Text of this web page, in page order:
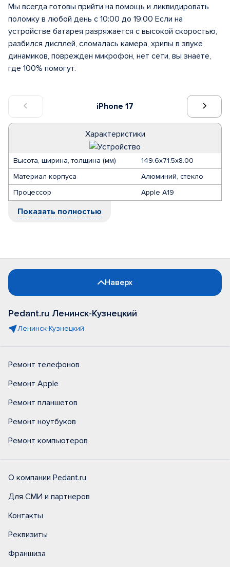
iPhone 17
Характеристики
Высота, ширина, толщина (мм)
149.6х71.5х8.00
Материал корпуса
Алюминий, стекло
Процессор
Apple A19
Показать полностью
Мы всегда готовы прийти на помощь и ликвидировать
поломку в любой день с 10:00 до 19:00 Если на
устройстве батарея разряжается с высокой скоростью,
разбился дисплей, сломалась камера, хрипы в звуке
динамиков, поврежден микрофон, нет сети, вы знаете,
где 100% помогут.
Наверх
Pedant.ru Ленинск-Кузнецкий
Ленинск-Кузнецкий
Ремонт телефонов
Ремонт Apple
Ремонт планшетов
Ремонт ноутбуков
Ремонт компьютеров
О компании Pedant.ru
Для СМИ и партнеров
Контакты
Реквизиты
Франшиза